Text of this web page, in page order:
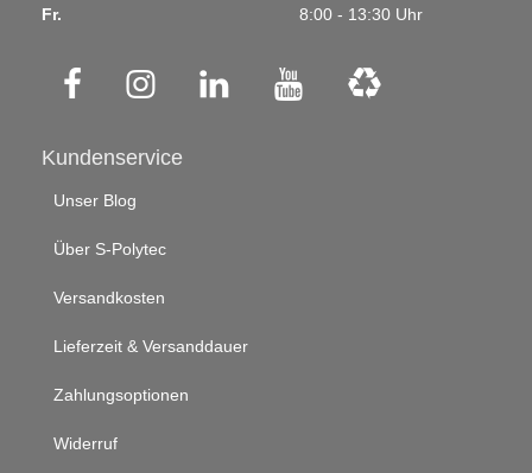
Fr.
8:00 - 13:30 Uhr
Kundenservice
Unser Blog
Über S-Polytec
Versandkosten
Lieferzeit & Versanddauer
Zahlungsoptionen
Widerruf